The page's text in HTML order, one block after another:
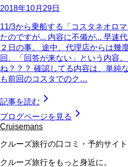
2018年10月29日
11/3から乗船する「コスタネオロ
たのですが... 内容に不備が... 早速
２日の事。 途中、代理店からは幾
回、「回答が来ない」という内容
ね？？？ 確認してる内容は、単純
も前回のコスタでのク…
記事を読む
ブログページを見る
Cruisemans
クルーズ旅行の口コミ・予約サイト
クルーズ旅行をもっと身近に。